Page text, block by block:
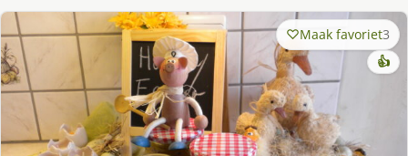
Maak favoriet3
👍